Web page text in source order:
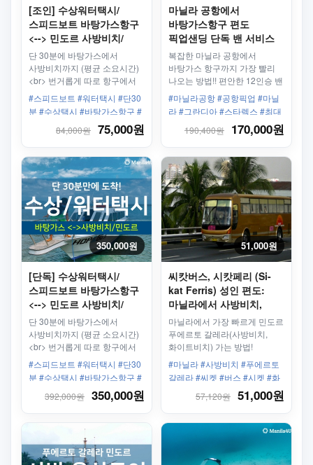
[조인] 수상워터택시/
스피드보트 바탕가스항구
<--> 민도르 사방비치/
푸에르토갈레라
단 30분에 바탕가스에서
사방비치까지 (평균 소요시간)
<br> 번거롭게 따로 항구에서
사방비치까지 갈 필요
없습니다. 사방비치 항구 앞에
바로 하차!
#스피드보트 #워터택시 #단30
분 #수상택시 #바탕가스항구 #
버베라베항구 #사방비치가는법
84,000원 75,000원
마닐라 공항에서
바탕가스항구 편도
픽업샌딩 단독 밴 서비스
(최대 7인) + 기사
복잡한 마닐라 공항에서
바탕가스 항구까지 가장 빨리
나오는 방법!! 편안한 12인승 밴
차량으로 공항에서 호텔까지
안전하게 도착하세요!
#마닐라공항 #공항픽업 #마닐
라 #그란디아 #스타렉스 #최대
190,400원 170,000원
350,000원
[단독] 수상워터택시/
스피드보트 바탕가스항구
<--> 민도르 사방비치/
푸에르토갈레라
단 30분에 바탕가스에서
사방비치까지 (평균 소요시간)
<br> 번거롭게 따로 항구에서
사방비치까지 갈 필요
없습니다. 사방비치 항구 앞에
바로 하차!
#스피드보트 #워터택시 #단30
분 #수상택시 #바탕가스항구 #
버베라베항구 #사방비치가는법
392,000원 350,000원
51,000원
씨캇버스, 시캇페리 (Si-
kat Ferris) 성인 편도:
마닐라에서 사방비치,
화이트비치(푸에르토
칼레라)까지 한번에
마닐라에서 가장 빠르게 민도르
푸에르토 갈레라(사방비치,
화이트비치) 가는 방법!
#마닐라 #사방비치 #푸에르토
갈레라 #씨켓 #버스 #시켓 #화
57,120원 51,000원